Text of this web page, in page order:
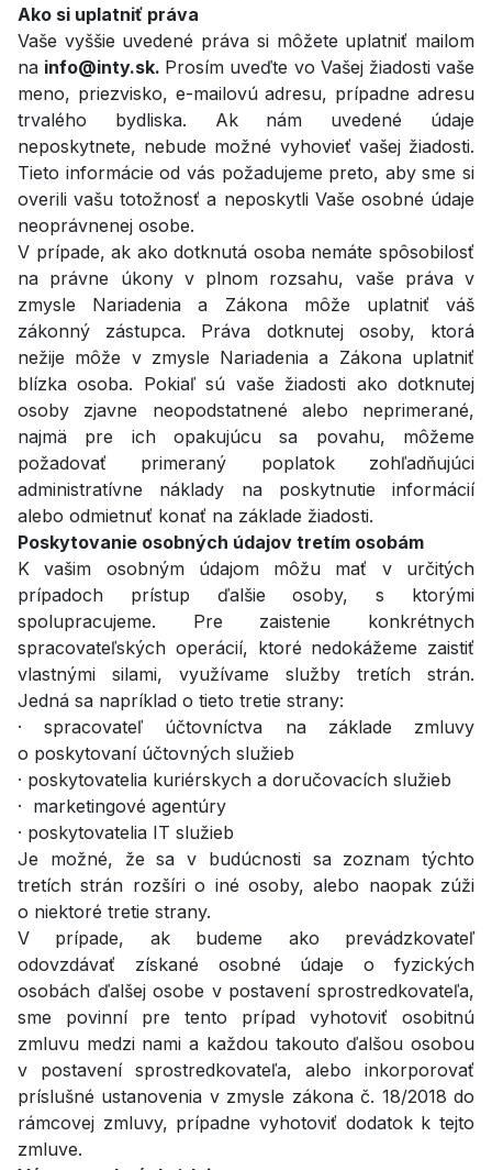
Ako si uplatniť práva
Vaše vyššie uvedené práva si môžete uplatniť mailom
na info@inty.sk. Prosím uveďte vo Vašej žiadosti vaše
meno, priezvisko, e-mailovú adresu, prípadne adresu
trvalého bydliska. Ak nám uvedené údaje
neposkytnete, nebude možné vyhovieť vašej žiadosti.
Tieto informácie od vás požadujeme preto, aby sme si
overili vašu totožnosť a neposkytli Vaše osobné údaje
neoprávnenej osobe.
V prípade, ak ako dotknutá osoba nemáte spôsobilosť
na právne úkony v plnom rozsahu, vaše práva v
zmysle Nariadenia a Zákona môže uplatniť váš
zákonný zástupca. Práva dotknutej osoby, ktorá
nežije môže v zmysle Nariadenia a Zákona uplatniť
blízka osoba. Pokiaľ sú vaše žiadosti ako dotknutej
osoby zjavne neopodstatnené alebo neprimerané,
najmä pre ich opakujúcu sa povahu, môžeme
požadovať primeraný poplatok zohľadňujúci
administratívne náklady na poskytnutie informácií
alebo odmietnuť konať na základe žiadosti.
Poskytovanie osobných údajov tretím osobám
K vašim osobným údajom môžu mať v určitých
prípadoch prístup ďalšie osoby, s ktorými
spolupracujeme. Pre zaistenie konkrétnych
spracovateľských operácií, ktoré nedokážeme zaistiť
vlastnými silami, využívame služby tretích strán.
Jedná sa napríklad o tieto tretie strany:
· spracovateľ účtovníctva na základe zmluvy
o poskytovaní účtovných služieb
· poskytovatelia kuriérskych a doručovacích služieb
· marketingové agentúry
· poskytovatelia IT služieb
Je možné, že sa v budúcnosti sa zoznam týchto
tretích strán rozšíri o iné osoby, alebo naopak zúži
o niektoré tretie strany.
V prípade, ak budeme ako prevádzkovateľ
odovzdávať získané osobné údaje o fyzických
osobách ďalšej osobe v postavení sprostredkovateľa,
sme povinní pre tento prípad vyhotoviť osobitnú
zmluvu medzi nami a každou takouto ďalšou osobou
v postavení sprostredkovateľa, alebo inkorporovať
príslušné ustanovenia v zmysle zákona č. 18/2018 do
rámcovej zmluvy, prípadne vyhotoviť dodatok k tejto
zmluve.